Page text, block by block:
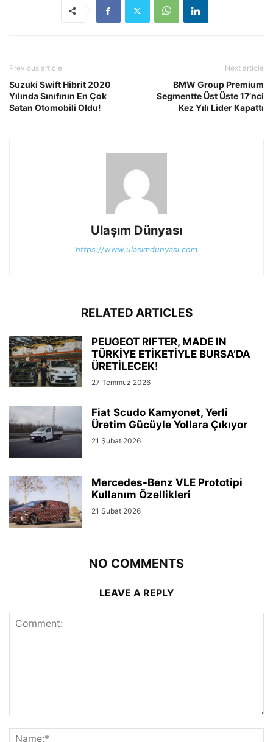
Previous article
Suzuki Swift Hibrit 2020
Yılında Sınıfının En Çok
Satan Otomobili Oldu!
Next article
BMW Group Premium
Segmentte Üst Üste 17’nci
Kez Yılı Lider Kapattı
Ulaşım Dünyası
https://www.ulasimdunyasi.com
RELATED ARTICLES
PEUGEOT RIFTER, MADE IN
TÜRKİYE ETİKETİYLE BURSA’DA
ÜRETİLECEK!
27 Temmuz 2026
Fiat Scudo Kamyonet, Yerli
Üretim Gücüyle Yollara Çıkıyor
21 Şubat 2026
Mercedes-Benz VLE Prototipi
Kullanım Özellikleri
21 Şubat 2026
NO COMMENTS
LEAVE A REPLY